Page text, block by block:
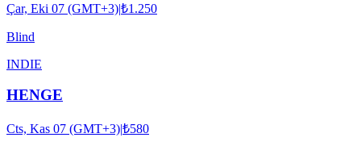
Çar, Eki 07 (GMT+3)|₺1.250
Blind
INDIE
HENGE
Cts, Kas 07 (GMT+3)|₺580